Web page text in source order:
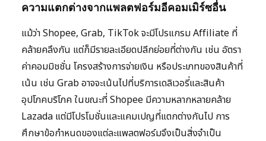
ความแตกต่างจากแพลตฟอร์มอีคอมเมิร์ซอื่น
แม้ว่า Shopee, Grab, TikTok จะมีโปรแกรม Affiliate ที่
คล้ายคลึงกัน แต่ก็มีรายละเอียดปลีกย่อยที่ต่างกัน เช่น อัตรา
ค่าคอมมิชชั่น โครงสร้างการจ่ายเงิน หรือประเภทของสินค้าที่
เน้น เช่น Grab อาจจะเน้นไปที่บริการเดลิเวอรี่และสินค้า
อุปโภคบริโภค ในขณะที่ Shopee มีความหลากหลายคล้าย
Lazada แต่มีโปรโมชั่นและแคมเปญที่แตกต่างกันไป การ
ศึกษาข้อกำหนดของแต่ละแพลตฟอร์มจึงเป็นสิ่งจำเป็น